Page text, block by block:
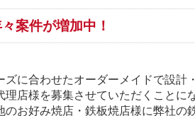
案件が増加中！
に合わせたオーダーメイドで設計
店様を募集させていただくことに
お好み焼店・鉄板焼店様に弊社の